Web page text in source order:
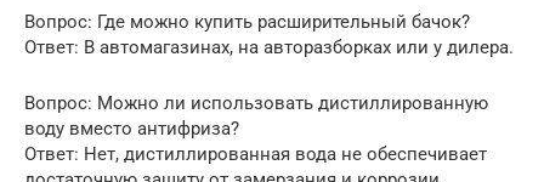
Вопрос: Где можно купить расширительный бачок?
Ответ: В автомагазинах, на авторазборках или у дилера.
Вопрос: Можно ли использовать дистиллированную
воду вместо антифриза?
Ответ: Нет, дистиллированная вода не обеспечивает